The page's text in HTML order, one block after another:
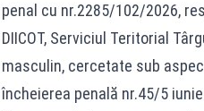
penal cu nr.2285/102/2026,
DIICOT, Serviciul Teritorial
masculin, cercetate sub
încheierea penală nr.45/5